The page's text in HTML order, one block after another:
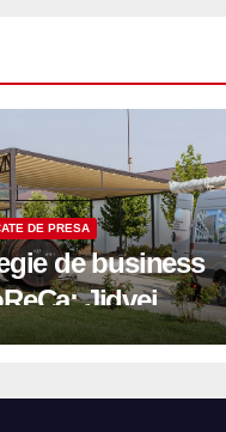
DE PRESA
de business
Jidvei
terasele în